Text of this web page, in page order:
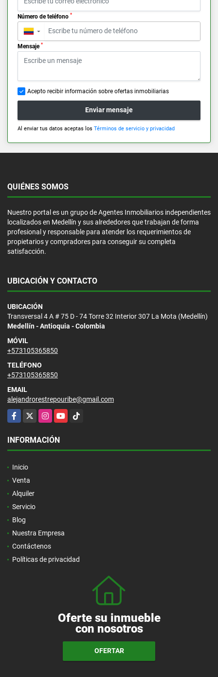
Número de teléfono *
▼
Mensaje *
Acepto recibir información sobre ofertas inmobiliarias
Enviar mensaje
Al enviar tus datos aceptas los Términos de servicio y privacidad
QUIÉNES SOMOS
Nuestro portal es un grupo de Agentes Inmobiliarios independientes
localizados en Medellín y sus alrededores que trabajan de forma
profesional y responsable para atender los requerimientos de
propietarios y compradores para conseguir su completa
satisfacción.
UBICACIÓN Y CONTACTO
UBICACIÓN
Transversal 4 A # 75 D - 74 Torre 32 Interior 307 La Mota (Medellín)
Medellín - Antioquia - Colombia
MÓVIL
+573105365850
TELÉFONO
+573105365850
EMAIL
alejandrorestrepouribe@gmail.com
Facebook
X InstagramYouTubeTikTok
INFORMACIÓN
Inicio
Venta
Alquiler
Servicio
Blog
Nuestra Empresa
Contáctenos
Políticas de privacidad
Oferte su inmueble
con nosotros
OFERTAR